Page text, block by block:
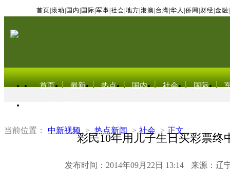
首页 滚动 国内 国际 军事 社会 地方 港澳 台湾 华人 侨网 财经 金融
首页 最新 热点 国内 社会 国际
当前位置： 中新视频 > 热点新闻 > 社会 > 正文
彩民10年用儿子生日买彩票终
发布时间：2014年09月22日 13:14 来源：辽